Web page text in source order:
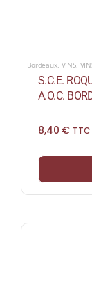
Bordeaux, VINS,
S.C.E.
A.O.C.
8,40 € TTC